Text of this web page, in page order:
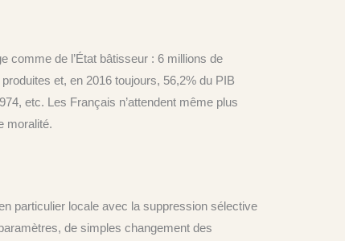
comme de l’État bâtisseur : 6 millions de
et, en 2016 toujours, 56,2% du PIB
etc. Les Français n’attendent même plus
moralité.
particulier locale avec la suppression sélective
de simples changement des